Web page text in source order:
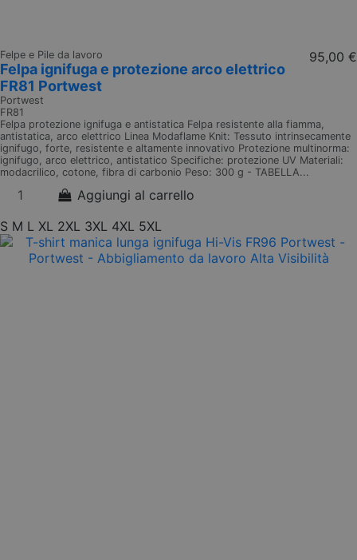
Felpe e Pile da lavoro
Felpa ignifuga e protezione arco elettrico
FR81 Portwest
Portwest
FR81
95,00 €
Felpa protezione ignifuga e antistatica Felpa resistente alla fiamma,
antistatica, arco elettrico Linea Modaflame Knit: Tessuto intrinsecamente
ignifugo, forte, resistente e altamente innovativo Protezione multinorma:
ignifugo, arco elettrico, antistatico Specifiche: protezione UV Materiali:
modacrilico, cotone, fibra di carbonio Peso: 300 g - TABELLA...
Aggiungi al carrello
S M L XL 2XL 3XL 4XL 5XL